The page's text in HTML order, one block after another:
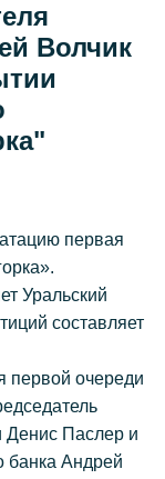
Волчик
первая
Уральский
составляет
первой очереди
Денис Паслер и
банка Андрей